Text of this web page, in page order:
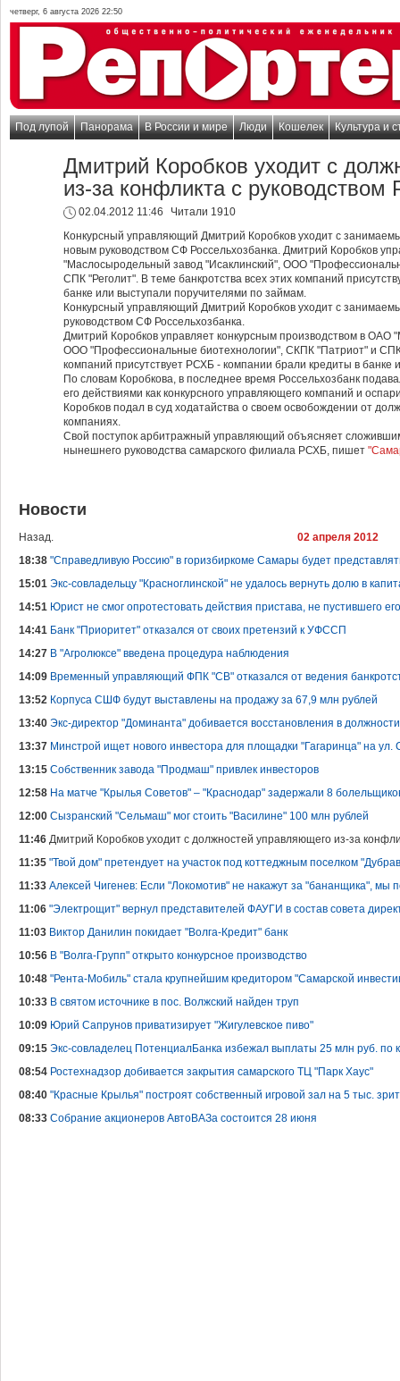
четверг, 6 августа 2026 22:50
Под лупой Панорама В России и мире Люди Кошелек Культура и
Дмитрий Коробков уходит с
из-за конфликта с
02.04.2012 11:46
Читали 1910
Конкурсный управляющий Дмитрий Коробков уходит с
новым руководством СФ Россельхозбанка. Дмитрий Коробков
"Маслосыродельный завод "Исаклинский", ООО
СПК "Реголит". В теме банкротства всех этих компаний
банке или выступали поручителями по займам.
Конкурсный управляющий Дмитрий Коробков уходит с
руководством СФ Россельхозбанка.
Дмитрий Коробков управляет конкурсным производством в ОАО
ООО "Профессиональные биотехнологии", СКПК "Патриот" и СПК
компаний присутствует РСХБ - компании брали кредиты в
По словам Коробкова, в последнее время Россельхозбанк
его действиями как конкурсного управляющего компаний и
Коробков подал в суд ходатайства о своем освобождении от
компаниях.
Свой поступок арбитражный управляющий объясняет
нынешнего руководства самарского филиала РСХБ, пишет
Новости
Назад.
02 апреля 2012
18:38 "Справедливую Россию" в горизбиркоме Самары будет
15:01 Экс-совладельцу "Красноглинской" не удалось вернуть долю в
14:51 Юрист не смог опротестовать действия пристава, не пустившего
14:41 Банк "Приоритет" отказался от своих претензий к УФССП
14:27 В "Агролюксе" введена процедура наблюдения
14:09 Временный управляющий ФПК "СВ" отказался от ведения
13:52 Корпуса СШФ будут выставлены на продажу за 67,9 млн рублей
13:40 Экс-директор "Доминанта" добивается восстановления в должности
13:37 Минстрой ищет нового инвестора для площадки "Гагаринца" на ул.
13:15 Собственник завода "Продмаш" привлек инвесторов
12:58 На матче "Крылья Советов" – "Краснодар" задержали 8
12:00 Сызранский "Сельмаш" мог стоить "Василине" 100 млн рублей
11:46 Дмитрий Коробков уходит с должностей управляющего из-за
11:35 "Твой дом" претендует на участок под коттеджным поселком
11:33 Алексей Чигенев: Если "Локомотив" не накажут за "бананщика",
11:06 "Электрощит" вернул представителей ФАУГИ в состав совета
11:03 Виктор Данилин покидает "Волга-Кредит" банк
10:56 В "Волга-Групп" открыто конкурсное производство
10:48 "Рента-Мобиль" стала крупнейшим кредитором "Самарской
10:33 В святом источнике в пос. Волжский найден труп
10:09 Юрий Сапрунов приватизирует "Жигулевское пиво"
09:15 Экс-совладелец ПотенциалБанка избежал выплаты 25 млн руб. по
08:54 Ростехнадзор добивается закрытия самарского ТЦ "Парк Хаус"
08:40 "Красные Крылья" построят собственный игровой зал на 5 тыс.
08:33 Собрание акционеров АвтоВАЗа состоится 28 июня